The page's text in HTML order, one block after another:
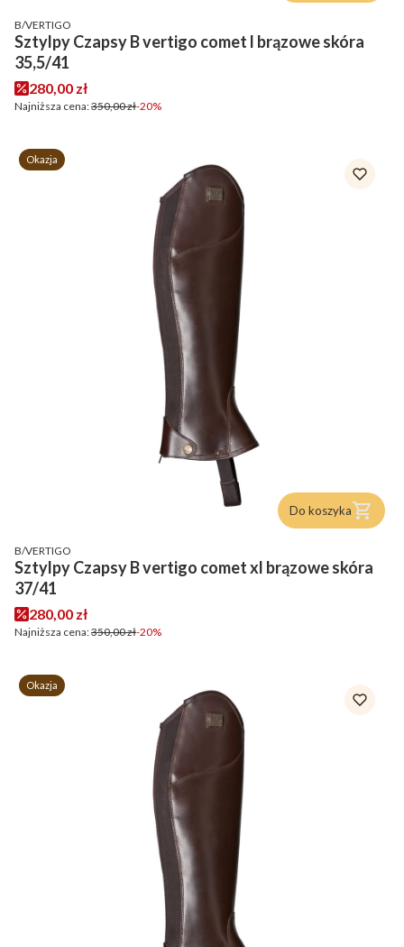
PRODUCENT
B/VERTIGO
Sztylpy Czapsy B vertigo comet l brązowe skóra
35,5/41
Cena promocyjna
280,00 zł
Najniższa cena:350,00 zł-20%
Okazja
Do koszyka
PRODUCENT
B/VERTIGO
Sztylpy Czapsy B vertigo comet xl brązowe skóra
37/41
Cena promocyjna
280,00 zł
Najniższa cena:350,00 zł-20%
Okazja